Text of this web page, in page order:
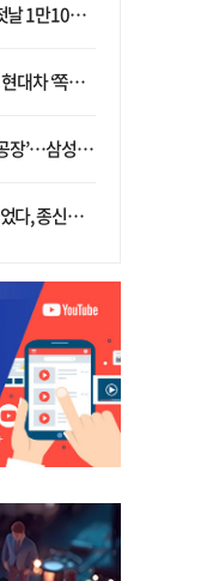
역대 최고치 경신
, 韓 대기업 투자 ‘희비’
제’ 규제 해소 ‘공방’
한라이프는 401억 급증